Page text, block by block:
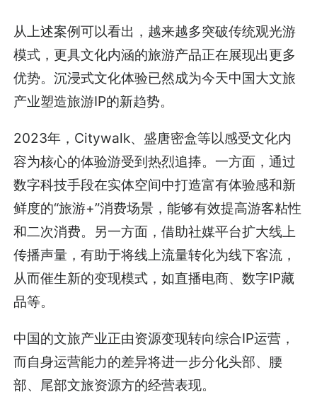
从上述案例可以看出，越来越多突破传统观光游
模式，更具文化内涵的旅游产品正在展现出更多
优势。沉浸式文化体验已然成为今天中国大文旅
产业塑造旅游IP的新趋势。
2023年，Citywalk、盛唐密盒等以感受文化内
容为核心的体验游受到热烈追捧。一方面，通过
数字科技手段在实体空间中打造富有体验感和新
鲜度的“旅游+”消费场景，能够有效提高游客粘性
和二次消费。另一方面，借助社媒平台扩大线上
传播声量，有助于将线上流量转化为线下客流，
从而催生新的变现模式，如直播电商、数字IP藏
品等。
中国的文旅产业正由资源变现转向综合IP运营，
而自身运营能力的差异将进一步分化头部、腰
部、尾部文旅资源方的经营表现。